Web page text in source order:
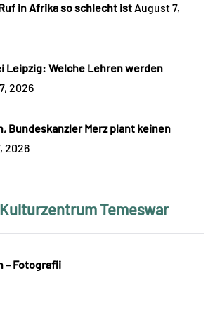
in Afrika so schlecht ist August 7,
Leipzig: Welche Lehren werden
2026
Bundeskanzler Merz plant keinen
2026
Temeswar
– Fotografii